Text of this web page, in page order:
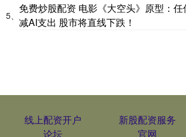
5、
免费炒股配资 电影《大空头》原型：
减AI支出 股市将直线下跌！
线上配资开户
论坛
新股配资服务
官网